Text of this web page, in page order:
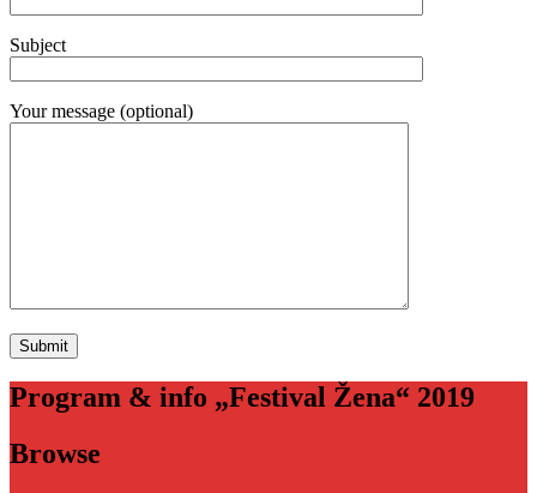
Subject
Your message (optional)
Program & info „Festival Žena“ 2019
Browse